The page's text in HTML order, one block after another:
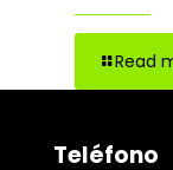
Read
Teléfono